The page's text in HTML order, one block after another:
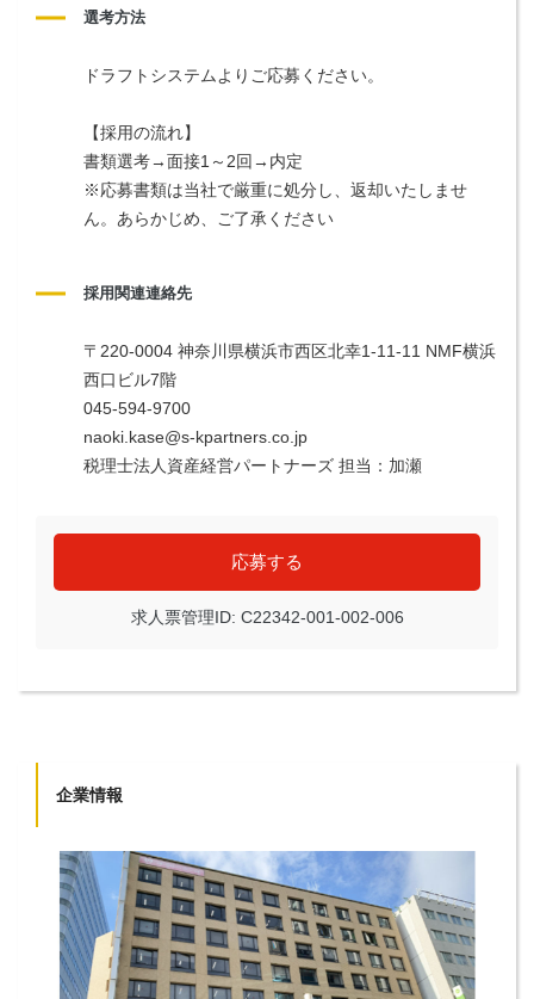
選考方法
ドラフトシステムよりご応募ください。
【採用の流れ】
書類選考→面接1～2回→内定
※応募書類は当社で厳重に処分し、返却いたしませ
ん。あらかじめ、ご了承ください
採用関連連絡先
〒220-0004 神奈川県横浜市西区北幸1-11-11 NMF横浜
西口ビル7階
045-594-9700
naoki.kase@s-kpartners.co.jp
税理士法人資産経営パートナーズ 担当：加瀬
応募する
求人票管理ID: C22342-001-002-006
企業情報